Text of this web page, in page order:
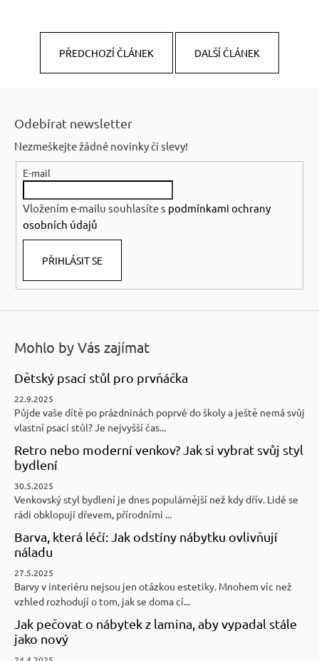
PŘEDCHOZÍ ČLÁNEK DALŠÍ ČLÁNEK
Odebírat newsletter
Nezmeškejte žádné novinky či slevy!
E-mail
Vložením e-mailu souhlasíte s podmínkami ochrany
osobních údajů
PŘIHLÁSIT SE
Mohlo by Vás zajímat
Dětský psací stůl pro prvňáčka
22.9.2025
Půjde vaše dítě po prázdninách poprvé do školy a ještě nemá svůj
vlastní psací stůl? Je nejvyšší čas...
Retro nebo moderní venkov? Jak si vybrat svůj styl
bydlení
30.5.2025
Venkovský styl bydlení je dnes populárnější než kdy dřív. Lidé se
rádi obklopují dřevem, přírodními ...
Barva, která léčí: Jak odstíny nábytku ovlivňují
náladu
27.5.2025
Barvy v interiéru nejsou jen otázkou estetiky. Mnohem víc než
vzhled rozhodují o tom, jak se doma cí...
Jak pečovat o nábytek z lamina, aby vypadal stále
jako nový